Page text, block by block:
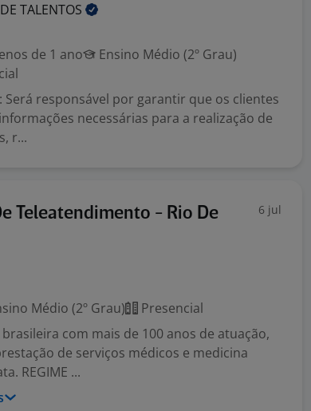
TALENTOS
de 1 ano
Ensino Médio (2º Grau)
Será responsável por garantir que os clientes
necessárias para a realização de
r...
Teleatendimento - Rio De
6 jul
Médio (2º Grau)
Presencial
com mais de 100 anos de atuação,
de serviços médicos e medicina
REGIME ...